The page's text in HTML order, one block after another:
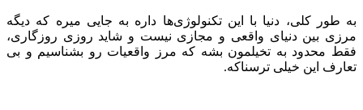
به طور کلی، دنیا با این تکنولوژی‌ها داره به جایی میره که دیگه
مرزی بین دنیای واقعی و مجازی نیست و شاید روزی روزگاری،
فقط محدود به تخیلمون بشه که مرز واقعیات رو بشناسیم و بی
تعارف این خیلی ترسناکه.